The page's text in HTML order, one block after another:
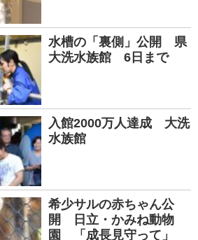
水槽の「裏側」公開 県
大洗水族館 6日まで
入館2000万人達成 大洗
水族館
希少サルの赤ちゃん公
開 日立・かみね動物
園 「成長見守って」